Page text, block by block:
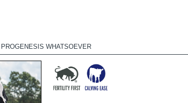
PROGENESIS WHATSOEVER